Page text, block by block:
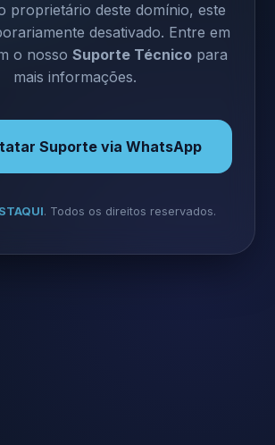
proprietário deste domínio, este
desativado. Entre em
o nosso Suporte Técnicopara
mais informações.
Suporte via WhatsApp
. Todos os direitos reservados.